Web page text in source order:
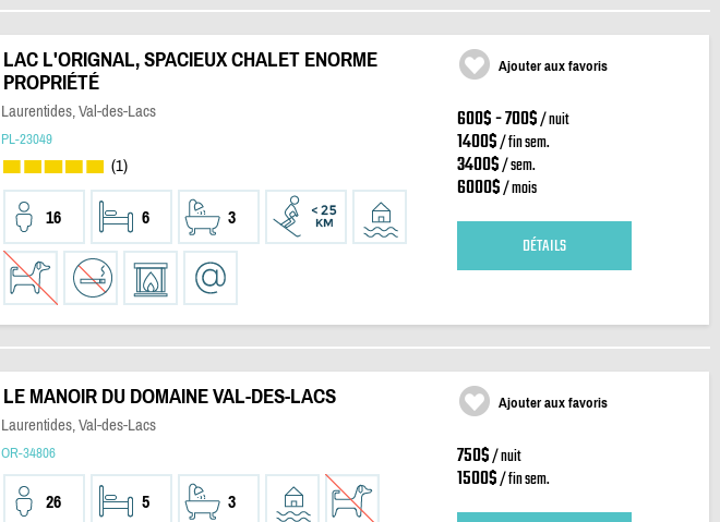
LAC L'ORIGNAL, SPACIEUX CHALET ENORME
PROPRIÉTÉ
Laurentides, Val-des-Lacs
PL-23049
(1)
16 6 3
Ajouter aux favoris
600$ - 700$/ nuit
1400$/ fin sem.
3400$/ sem.
6000$/ mois
DÉTAILS
LE MANOIR DU DOMAINE VAL-DES-LACS
Laurentides, Val-des-Lacs
OR-34806
26 5 3
Ajouter aux favoris
750$/ nuit
1500$/ fin sem.